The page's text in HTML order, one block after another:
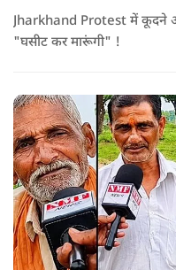
Jharkhand Protest में कूदने
"घसीट कर मारूंगी" !